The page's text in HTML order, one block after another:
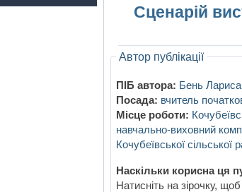
Сценарій
Автор публікації
ПІБ автора: Бень Лариса
Посада: вчитель
Місце роботи:
навчально-виховний
Кочубеївської сільської
Наскільки корисна ця
Натисніть на зірочку, щоб